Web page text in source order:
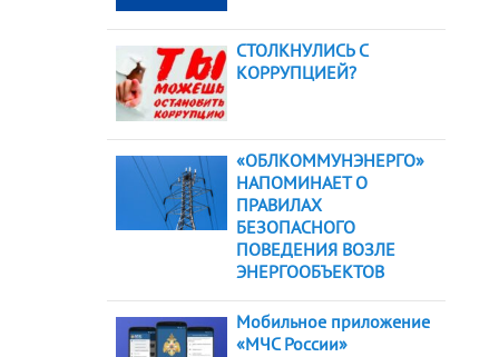
СТОЛКНУЛИСЬ С
КОРРУПЦИЕЙ?
«ОБЛКОММУНЭНЕРГО»
НАПОМИНАЕТ О
ПРАВИЛАХ
БЕЗОПАСНОГО
ПОВЕДЕНИЯ ВОЗЛЕ
ЭНЕРГООБЪЕКТОВ
Мобильное приложение
«МЧС России»